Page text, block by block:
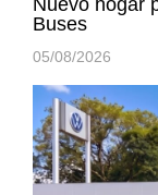
Buses
05/08/2026